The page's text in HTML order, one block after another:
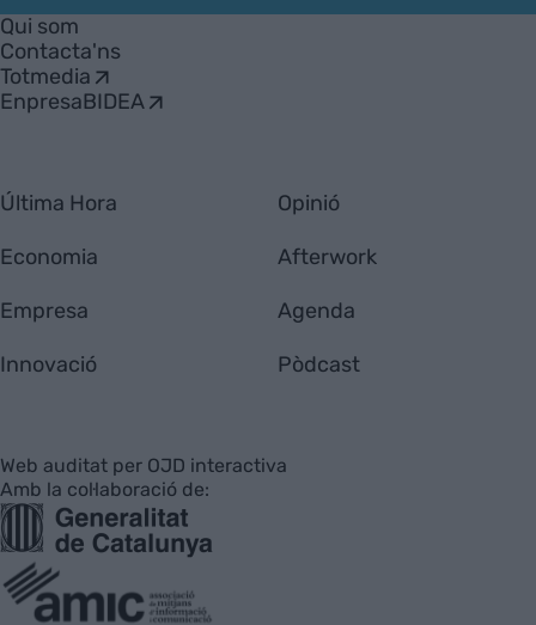
Empresa
Qui som
Contacta'ns
Totmedia
EnpresaBIDEA
Última Hora
Economia
Empresa
Innovació
Opinió
Afterwork
Agenda
Pòdcast
Web auditat per OJD interactiva
Amb la col·laboració de: